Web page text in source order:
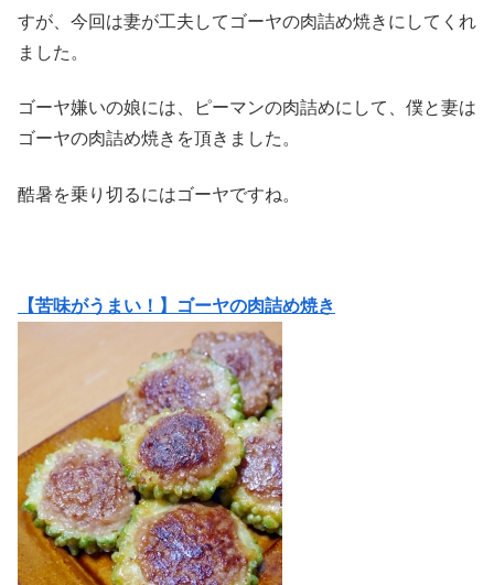
すが、今回は妻が工夫してゴーヤの肉詰め焼きにしてくれ
ました。
ゴーヤ嫌いの娘には、ピーマンの肉詰めにして、僕と妻は
ゴーヤの肉詰め焼きを頂きました。
酷暑を乗り切るにはゴーヤですね。
【苦味がうまい！】ゴーヤの肉詰め焼き